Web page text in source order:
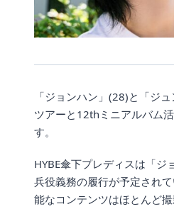
「ジョンハン」(28)と「ジ
ツアーと12thミニアルバム
す。
HYBE傘下プレディスは「ジ
兵役義務の履行が予定され
能なコンテンツはほとんど